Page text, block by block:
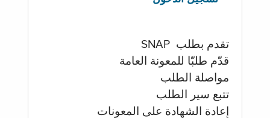
تقدم بطلب SNAP
قدّم طلبّا للمعونة العامة
مواصلة الطلب
تتبع سير الطلب
إعادة الشهادة على المعونات